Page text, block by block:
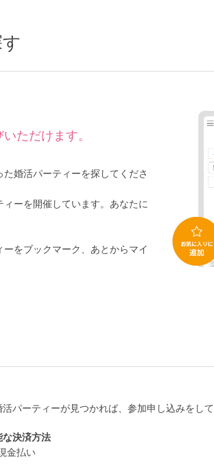
店の中から
個人情報保護のため
プライバシーマークを
ただけます。
婚活パーティーを探してくださ
ーを開催しています。あなたに
をブックマーク、あとからマイ
活パーティーが見つかれば、参加申し込みをし
な決済方法
金払い